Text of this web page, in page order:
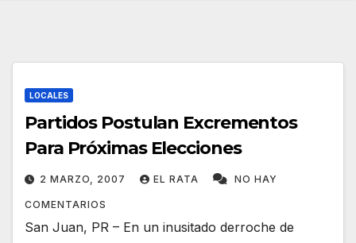
LOCALES
Partidos Postulan Excrementos
Para Próximas Elecciones
2 MARZO, 2007 EL RATA NO HAY
COMENTARIOS
San Juan, PR – En un inusitado derroche de